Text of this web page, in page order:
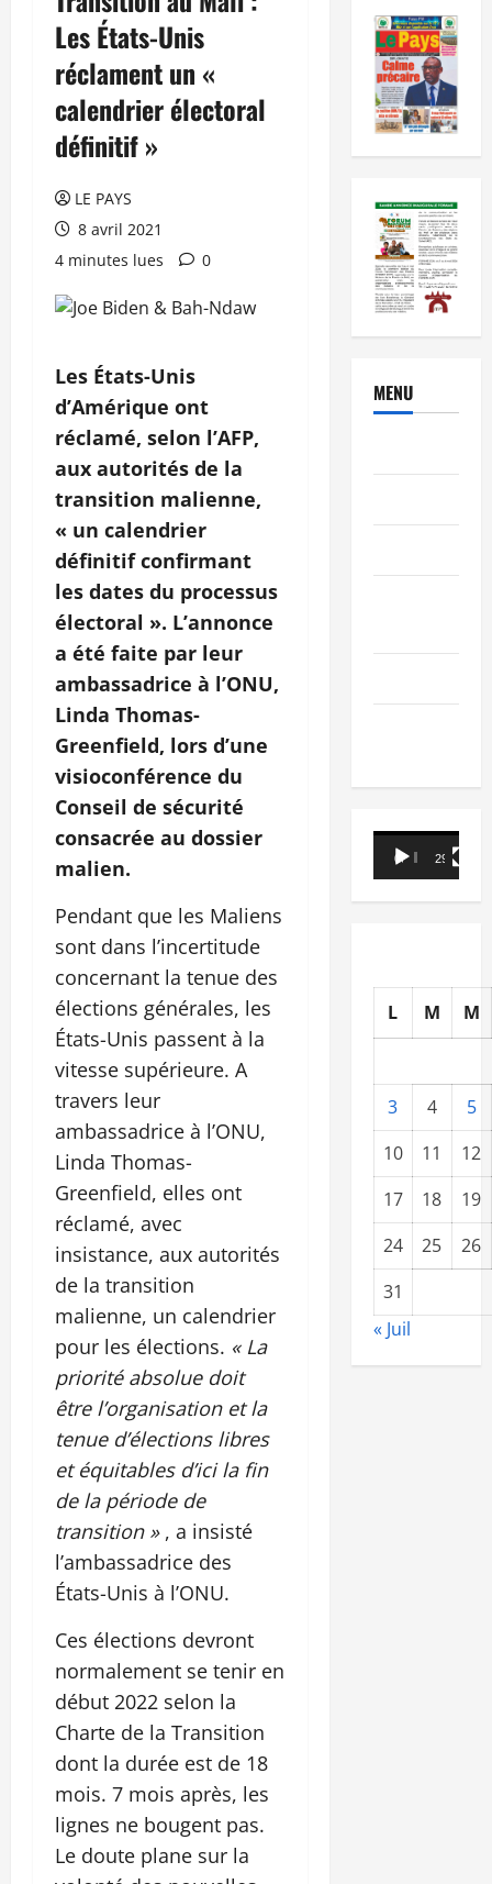
Les États-Unis
réclament un «
calendrier électoral
définitif »
LE PAYS
8 avril 2021
4 minutes lues
0
Les États-Unis
d’Amérique ont
réclamé, selon l’AFP,
aux autorités de la
transition malienne,
« un calendrier
définitif confirmant
les dates du processus
électoral ». L’annonce
a été faite par leur
ambassadrice à l’ONU,
Linda Thomas-
Greenfield, lors d’une
visioconférence du
Conseil de sécurité
consacrée au dossier
malien.
Pendant que les Maliens
sont dans l’incertitude
concernant la tenue des
élections générales, les
États-Unis passent à la
vitesse supérieure. A
travers leur
ambassadrice à l’ONU,
Linda Thomas-
Greenfield, elles ont
réclamé, avec
insistance, aux autorités
de la transition
malienne, un calendrier
pour les élections. « La
priorité absolue doit
être l’organisation et la
tenue d’élections libres
et équitables d’ici la fin
de la période de
transition », a insisté
l’ambassadrice des
États-Unis à l’ONU.
Ces élections devront
normalement se tenir en
début 2022 selon la
Charte de la Transition
dont la durée est de 18
mois. 7 mois après, les
lignes ne bougent pas.
Le doute plane sur la
MENU
Lecteur
vidéo
00:00 29:21
L M M
3 4
5
10
11
12
17
18
19
24
25
26
31
« Juil